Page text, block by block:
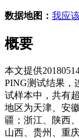
数据地图： 我应
概要
本文提供
PING测试结果，
试样本中，共有
地区为天津、安
疆；浙江、陕西
山西、贵州、重